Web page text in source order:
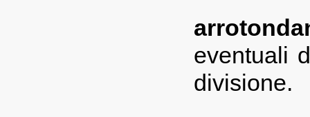
eventuali
divisione.